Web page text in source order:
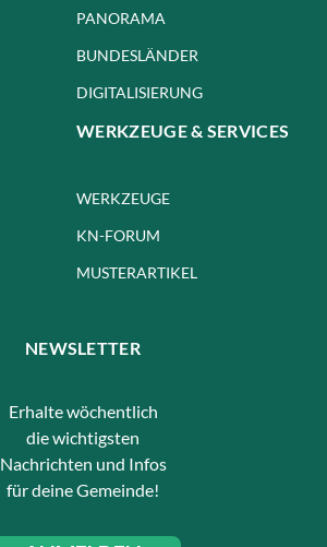
PANORAMA
BUNDESLÄNDER
DIGITALISIERUNG
WERKZEUGE & SERVICES
WERKZEUGE
KN-FORUM
MUSTERARTIKEL
NEWSLETTER
Erhalte wöchentlich
die wichtigsten
Nachrichten und Infos
für deine Gemeinde!